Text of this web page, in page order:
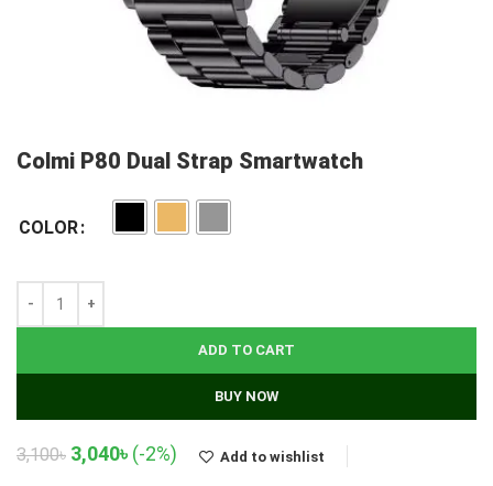
Colmi P80 Dual Strap Smartwatch
COLOR
ADD TO CART
BUY NOW
3,100৳ Original
3,040৳Current
(-2%) Add to wishlist